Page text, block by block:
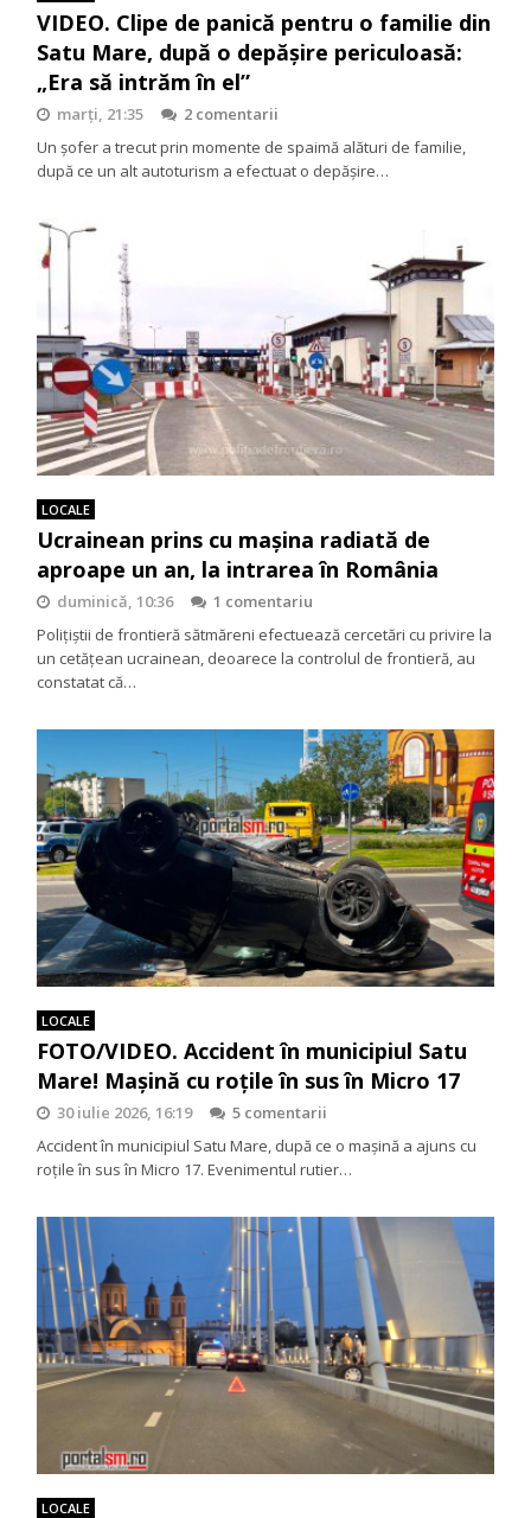
VIDEO. Clipe de panică pentru o familie din
Satu Mare, după o depășire periculoasă:
„Era să intrăm în el”
marți, 21:35
2 comentarii
Un șofer a trecut prin momente de spaimă alături de familie,
după ce un alt autoturism a efectuat o depășire…
LOCALE
Ucrainean prins cu mașina radiată de
aproape un an, la intrarea în România
duminică, 10:36
1 comentariu
Polițiștii de frontieră sătmăreni efectuează cercetări cu privire la
un cetățean ucrainean, deoarece la controlul de frontieră, au
constatat că…
LOCALE
FOTO/VIDEO. Accident în municipiul Satu
Mare! Mașină cu roțile în sus în Micro 17
30 iulie 2026, 16:19
5 comentarii
Accident în municipiul Satu Mare, după ce o mașină a ajuns cu
roțile în sus în Micro 17. Evenimentul rutier…
LOCALE